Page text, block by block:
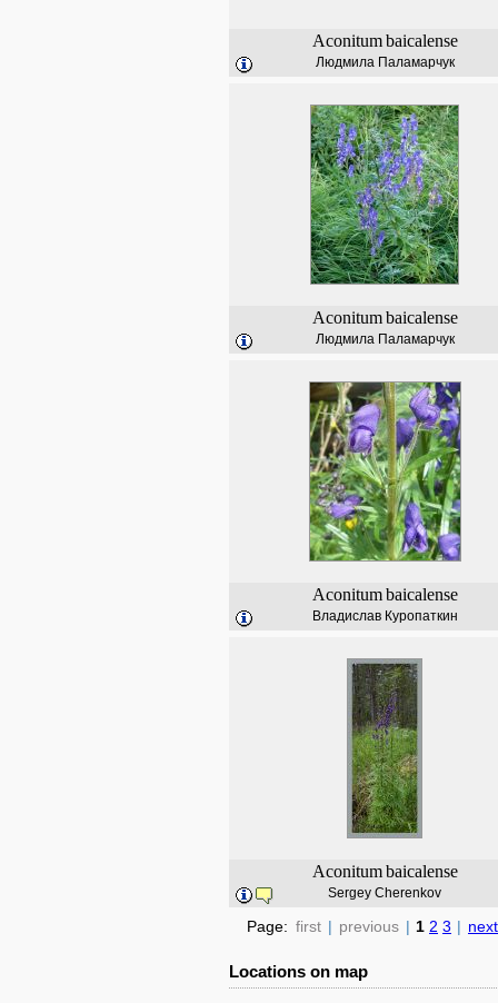
Aconitum baicalense
Людмила Паламарчук
Aconitum baicalense
Людмила Паламарчук
Aconitum baicalense
Владислав Куропаткин
Aconitum baicalense
Sergey Cherenkov
Page: first | previous | 1 2 3 | next
Locations on map